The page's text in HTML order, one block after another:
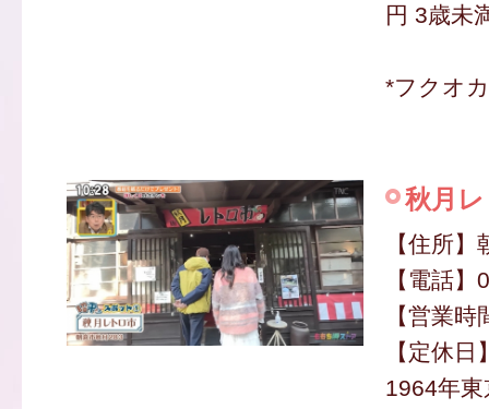
円 3歳未
*フクオ
秋月
【住所
【電話
【営業
【定休
1964年